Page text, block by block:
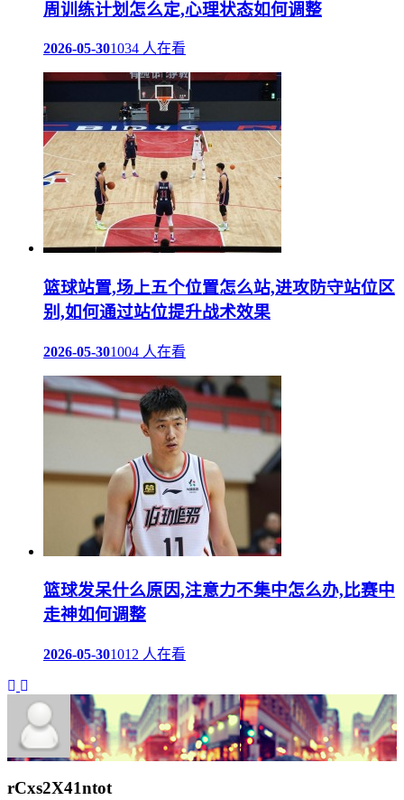
周训练计划怎么定,心理状态如何调整
2026-05-301034 人在看
篮球站置,场上五个位置怎么站,进攻防守站位区
别,如何通过站位提升战术效果
2026-05-301004 人在看
篮球发呆什么原因,注意力不集中怎么办,比赛中
走神如何调整
2026-05-301012 人在看
rCxs2X41ntot